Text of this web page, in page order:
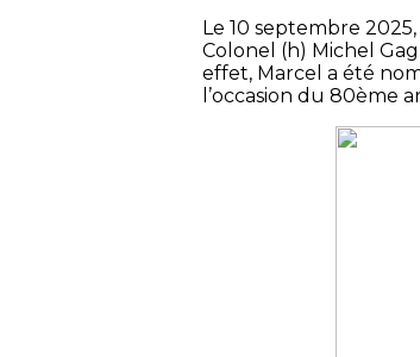
Le 10 septembre
Colonel (h) Michel
effet, Marcel a été
l’occasion du 80ème